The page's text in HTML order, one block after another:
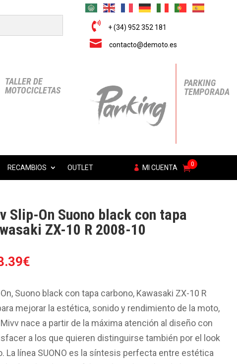
 + (34) 952 352 181
 contacto@demoto.es
TALLER DE
MOTOCICLETAS
PARKING
TEMPORADA
RECAMBIOS OUTLET MI CUENTA 0
Slip-On Suono black con tapa
ZX-10 R 2008-10
€
actual
es:
488.39€.
Suono black con tapa carbono, Kawasaki ZX-10 R
mejorar la estética, sonido y rendimiento de la moto,
nace a partir de la máxima atención al diseño con
a los que quieren distinguirse también por el look
La línea SUONO es la síntesis perfecta entre estética